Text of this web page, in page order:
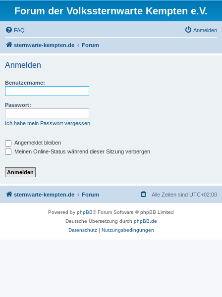
Forum der Volkssternwarte Kempten e.V.
FAQ Anmelden
sternwarte-kempten.de Forum
Anmelden
Benutzername:
Passwort:
Ich habe mein Passwort vergessen
Angemeldet bleiben
Meinen Online-Status während dieser Sitzung verbergen
sternwarte-kempten.de Forum Alle Zeiten sind UTC+02:00
Powered by phpBB® Forum Software © phpBB Limited
Deutsche Übersetzung durch phpBB.de
Datenschutz| Nutzungsbedingungen